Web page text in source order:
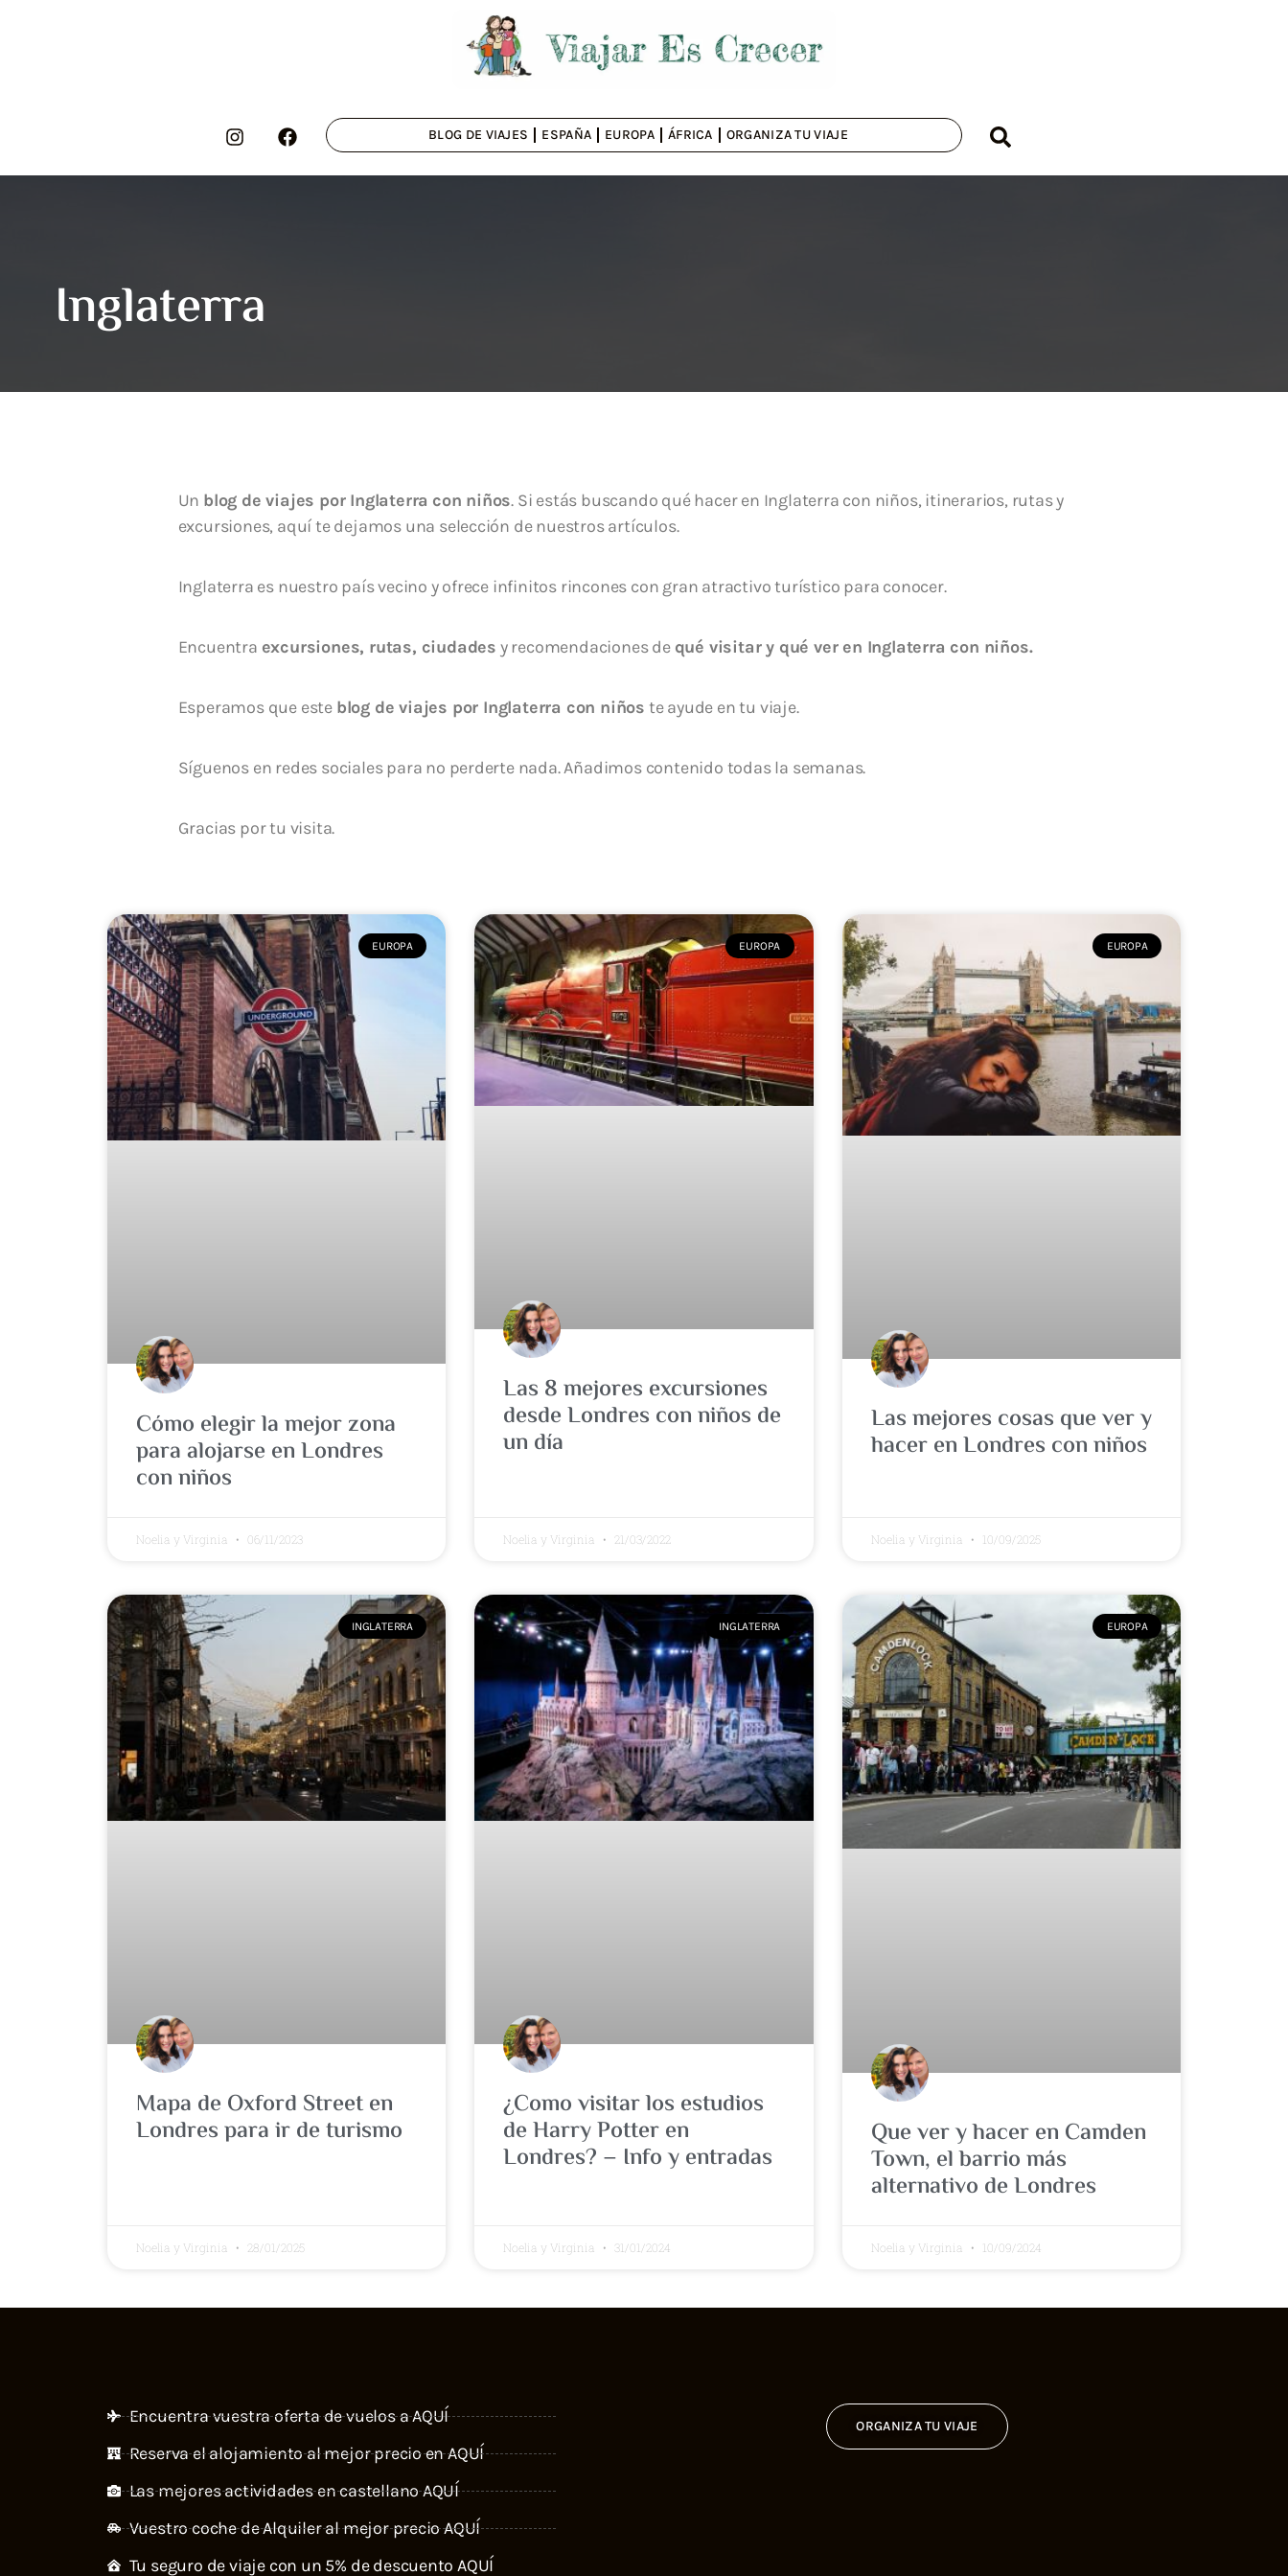
BLOG DE VIAJES ESPAÑA EUROPA ÁFRICA ORGANIZA TU VIAJE
Inglaterra
Un blog de viajes por Inglaterra con niños. Si estás buscando qué hacer en Inglaterra con niños, itinerarios, rutas y
excursiones, aquí te dejamos una selección de nuestros artículos.
Inglaterra es nuestro país vecino y ofrece infinitos rincones con gran atractivo turístico para conocer.
Encuentra excursiones, rutas, ciudades y recomendaciones de qué visitar y qué ver en Inglaterra con niños.
Esperamos que este blog de viajes por Inglaterra con niños te ayude en tu viaje.
Síguenos en redes sociales para no perderte nada. Añadimos contenido todas la semanas.
Gracias por tu visita.
EUROPA
Cómo elegir la mejor zona
para alojarse en Londres
con niños
Noelia y Virginia 06/11/2023
EUROPA
Las 8 mejores excursiones
desde Londres con niños de
un día
Noelia y Virginia 21/03/2022
EUROPA
Las mejores cosas que ver y
hacer en Londres con niños
Noelia y Virginia 10/09/2025
INGLATERRA
Mapa de Oxford Street en
Londres para ir de turismo
Noelia y Virginia 28/01/2025
INGLATERRA
¿Como visitar los estudios
de Harry Potter en
Londres? – Info y entradas
Noelia y Virginia 31/01/2024
EUROPA
Que ver y hacer en Camden
Town, el barrio más
alternativo de Londres
Noelia y Virginia 10/09/2024
Encuentra vuestra oferta de vuelos a AQUÍ
Reserva el alojamiento al mejor precio en AQUÍ
Las mejores actividades en castellano AQUÍ
Vuestro coche de Alquiler al mejor precio AQUÍ
Tu seguro de viaje con un 5% de descuento AQUÍ
ORGANIZA TU VIAJE